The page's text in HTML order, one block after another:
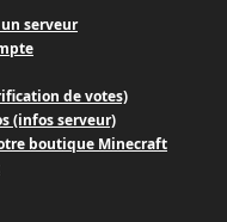
serveur
de votes)
(infos serveur)
boutique Minecraft